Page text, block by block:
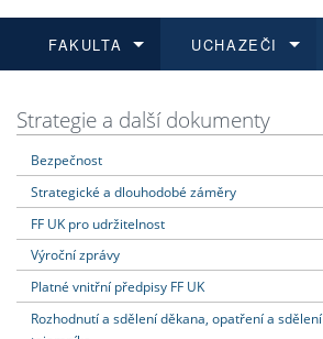
FAKULTA
Dozvědět se více
UCHAZEČI
Podat přihlášku
Dozvědět se více
Dozvědět se více
Dozvědět se více
Strategie a další dokumenty
Bezpečnost
Strategické a dlouhodobé záměry
FF UK pro udržitelnost
Výroční zprávy
Platné vnitřní předpisy FF UK
Rozhodnutí a sdělení děkana, opatření a sdělení